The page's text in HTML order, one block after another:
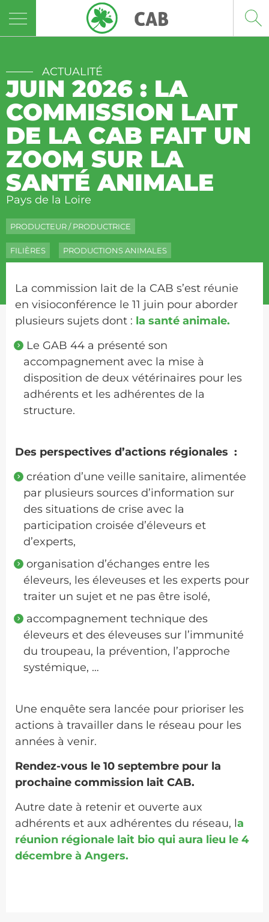
ACTUALITÉ
JUIN 2026 : LA
COMMISSION LAIT
DE LA CAB FAIT UN
ZOOM SUR LA
SANTÉ ANIMALE
Pays de la Loire
PRODUCTEUR / PRODUCTRICE
FILIÈRES PRODUCTIONS ANIMALES
La commission lait de la CAB s’est réunie
en visioconférence le 11 juin pour aborder
plusieurs sujets dont : la santé animale.
Le GAB 44 a présenté son
accompagnement avec la mise à
disposition de deux vétérinaires pour les
adhérents et les adhérentes de la
structure.
Des perspectives d’actions régionales :
création d’une veille sanitaire, alimentée
par plusieurs sources d’information sur
des situations de crise avec la
participation croisée d’éleveurs et
d’experts,
organisation d’échanges entre les
éleveurs, les éleveuses et les experts pour
traiter un sujet et ne pas être isolé,
accompagnement technique des
éleveurs et des éleveuses sur l’immunité
du troupeau, la prévention, l’approche
systémique, …
Une enquête sera lancée pour prioriser les
actions à travailler dans le réseau pour les
années à venir.
Rendez-vous le 10 septembre pour la
prochaine commission lait CAB.
Autre date à retenir et ouverte aux
adhérents et aux adhérentes du réseau, la
réunion régionale lait bio qui aura lieu le 4
décembre à Angers.
Panneau de gestion des cookies